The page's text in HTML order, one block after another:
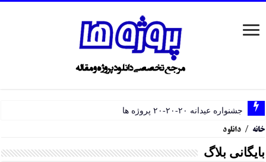
جشنواره عیدانه ۲۰-۲۰-۲۰ پروژه ها
خانه / دانلود
بایگانی بلاگ